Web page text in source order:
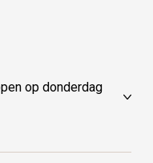
op donderdag
gesloten